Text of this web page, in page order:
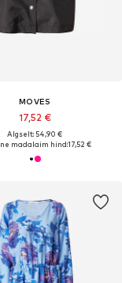
MOVES
17,52 €
Algselt: 54,90 €
madalaim hind:17,52 €